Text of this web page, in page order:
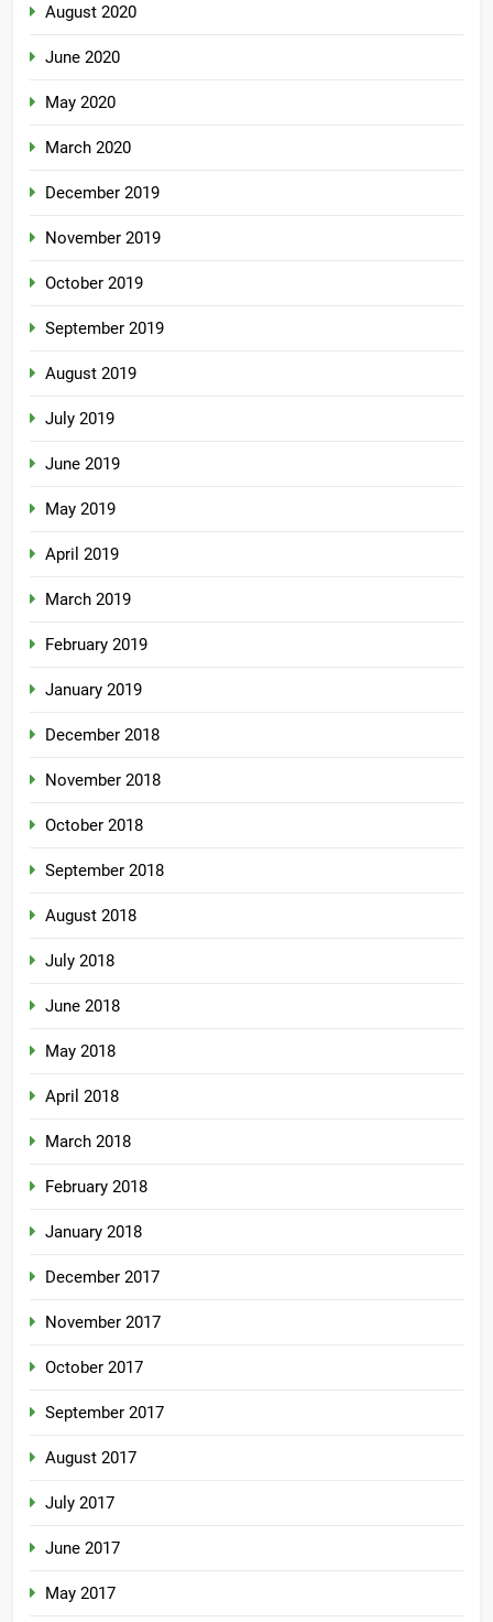
August 2020
June 2020
May 2020
March 2020
December 2019
November 2019
October 2019
September 2019
August 2019
July 2019
June 2019
May 2019
April 2019
March 2019
February 2019
January 2019
December 2018
November 2018
October 2018
September 2018
August 2018
July 2018
June 2018
May 2018
April 2018
March 2018
February 2018
January 2018
December 2017
November 2017
October 2017
September 2017
August 2017
July 2017
June 2017
May 2017